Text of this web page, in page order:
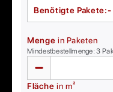
Benötigte Pakete:-
Menge in Paketen
Mindestbestellmenge:3
Fläche in m²